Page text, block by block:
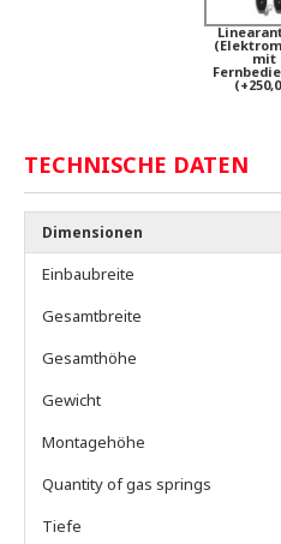
mit
TECHNISCHE DATEN
Dimensionen
Einbaubreite
Gesamtbreite
Gesamthöhe
Gewicht
Montagehöhe
Quantity of gas springs
Tiefe